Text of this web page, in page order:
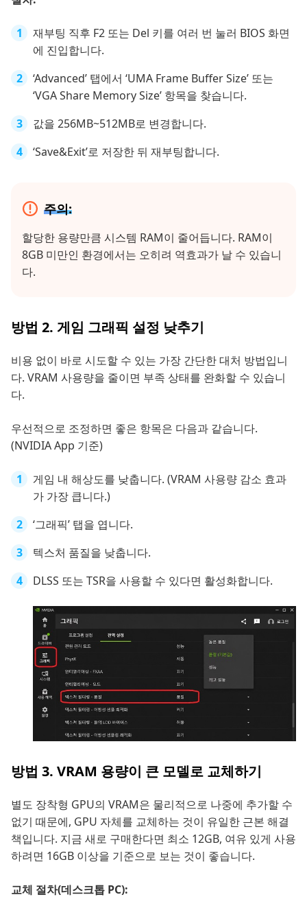
재부팅 직후 F2 또는 Del 키를 여러 번 눌러 BIOS 화면
에 진입합니다.
‘Advanced’ 탭에서 ‘UMA Frame Buffer Size’ 또는
‘VGA Share Memory Size’ 항목을 찾습니다.
값을 256MB~512MB로 변경합니다.
‘Save&Exit’로 저장한 뒤 재부팅합니다.
주의:
할당한 용량만큼 시스템 RAM이 줄어듭니다. RAM이
8GB 미만인 환경에서는 오히려 역효과가 날 수 있습니
다.
방법 2. 게임 그래픽 설정 낮추기
비용 없이 바로 시도할 수 있는 가장 간단한 대처 방법입니
다. VRAM 사용량을 줄이면 부족 상태를 완화할 수 있습니
다.
우선적으로 조정하면 좋은 항목은 다음과 같습니다.
(NVIDIA App 기준)
게임 내 해상도를 낮춥니다. (VRAM 사용량 감소 효과
가 가장 큽니다.)
‘그래픽’ 탭을 엽니다.
텍스처 품질을 낮춥니다.
DLSS 또는 TSR을 사용할 수 있다면 활성화합니다.
방법 3. VRAM 용량이 큰 모델로 교체하기
별도 장착형 GPU의 VRAM은 물리적으로 나중에 추가할 수
없기 때문에, GPU 자체를 교체하는 것이 유일한 근본 해결
책입니다. 지금 새로 구매한다면 최소 12GB, 여유 있게 사용
하려면 16GB 이상을 기준으로 보는 것이 좋습니다.
교체 절차(데스크톱 PC):